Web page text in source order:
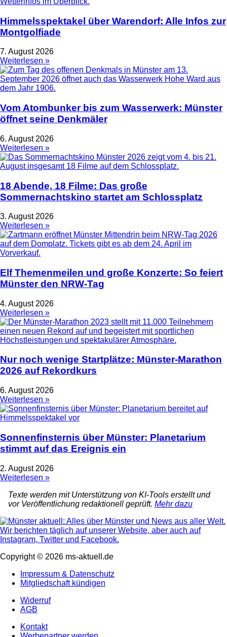
Himmelsspektakel über Warendorf: Alle Infos zur
Montgolfiade
7. August 2026
Weiterlesen »
Vom Atombunker bis zum Wasserwerk: Münster
öffnet seine Denkmäler
6. August 2026
Weiterlesen »
18 Abende, 18 Filme: Das große
Sommernachtskino startet am Schlossplatz
3. August 2026
Weiterlesen »
Elf Themenmeilen und große Konzerte: So feiert
Münster den NRW-Tag
4. August 2026
Weiterlesen »
Nur noch wenige Startplätze: Münster-Marathon
2026 auf Rekordkurs
6. August 2026
Weiterlesen »
Sonnenfinsternis über Münster: Planetarium
stimmt auf das Ereignis ein
2. August 2026
Weiterlesen »
Texte werden mit Unterstützung von KI-Tools erstellt und
vor Veröffentlichung redaktionell geprüft. Mehr dazu
Copyright © 2026 ms-aktuell.de
Impressum & Datenschutz
Mitgliedschaft kündigen
Widerruf
AGB
Kontakt